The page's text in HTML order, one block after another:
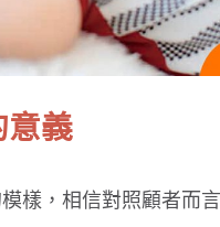
意義
樣，相信對照顧者而